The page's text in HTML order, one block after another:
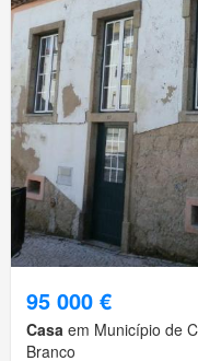
95 000 €
Casa em Município de
Branco